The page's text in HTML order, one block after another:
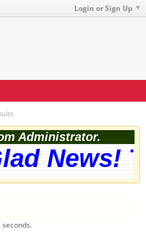
Login or Sign Up
Administrator.
News!